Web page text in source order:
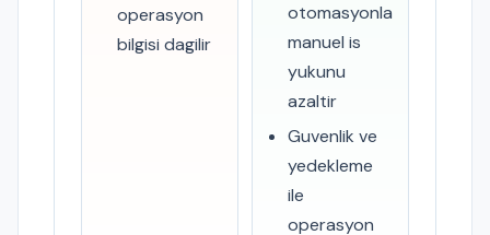
operasyon
bilgisi dagilir
otomasyonla
manuel is
yukunu
azaltir
Guvenlik ve
yedekleme
ile
operasyon